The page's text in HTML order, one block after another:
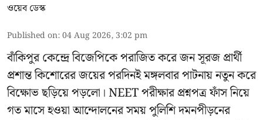
ওয়েব ডেস্ক
Published on:04 Aug 2026, 3:02 pm
বাঁকিপুর কেন্দ্রে বিজেপিকে পরাজিত করে জন সূরজ প্রার্থী
প্রশান্ত কিশোরের জয়ের পরদিনই মঙ্গলবার পাটনায় নতুন করে
বিক্ষোভ ছড়িয়ে পড়লো। NEET পরীক্ষার প্রশ্নপত্র ফাঁস নিয়ে
গত মাসে হওয়া আন্দোলনের সময় পুলিশি দমনপীড়নের